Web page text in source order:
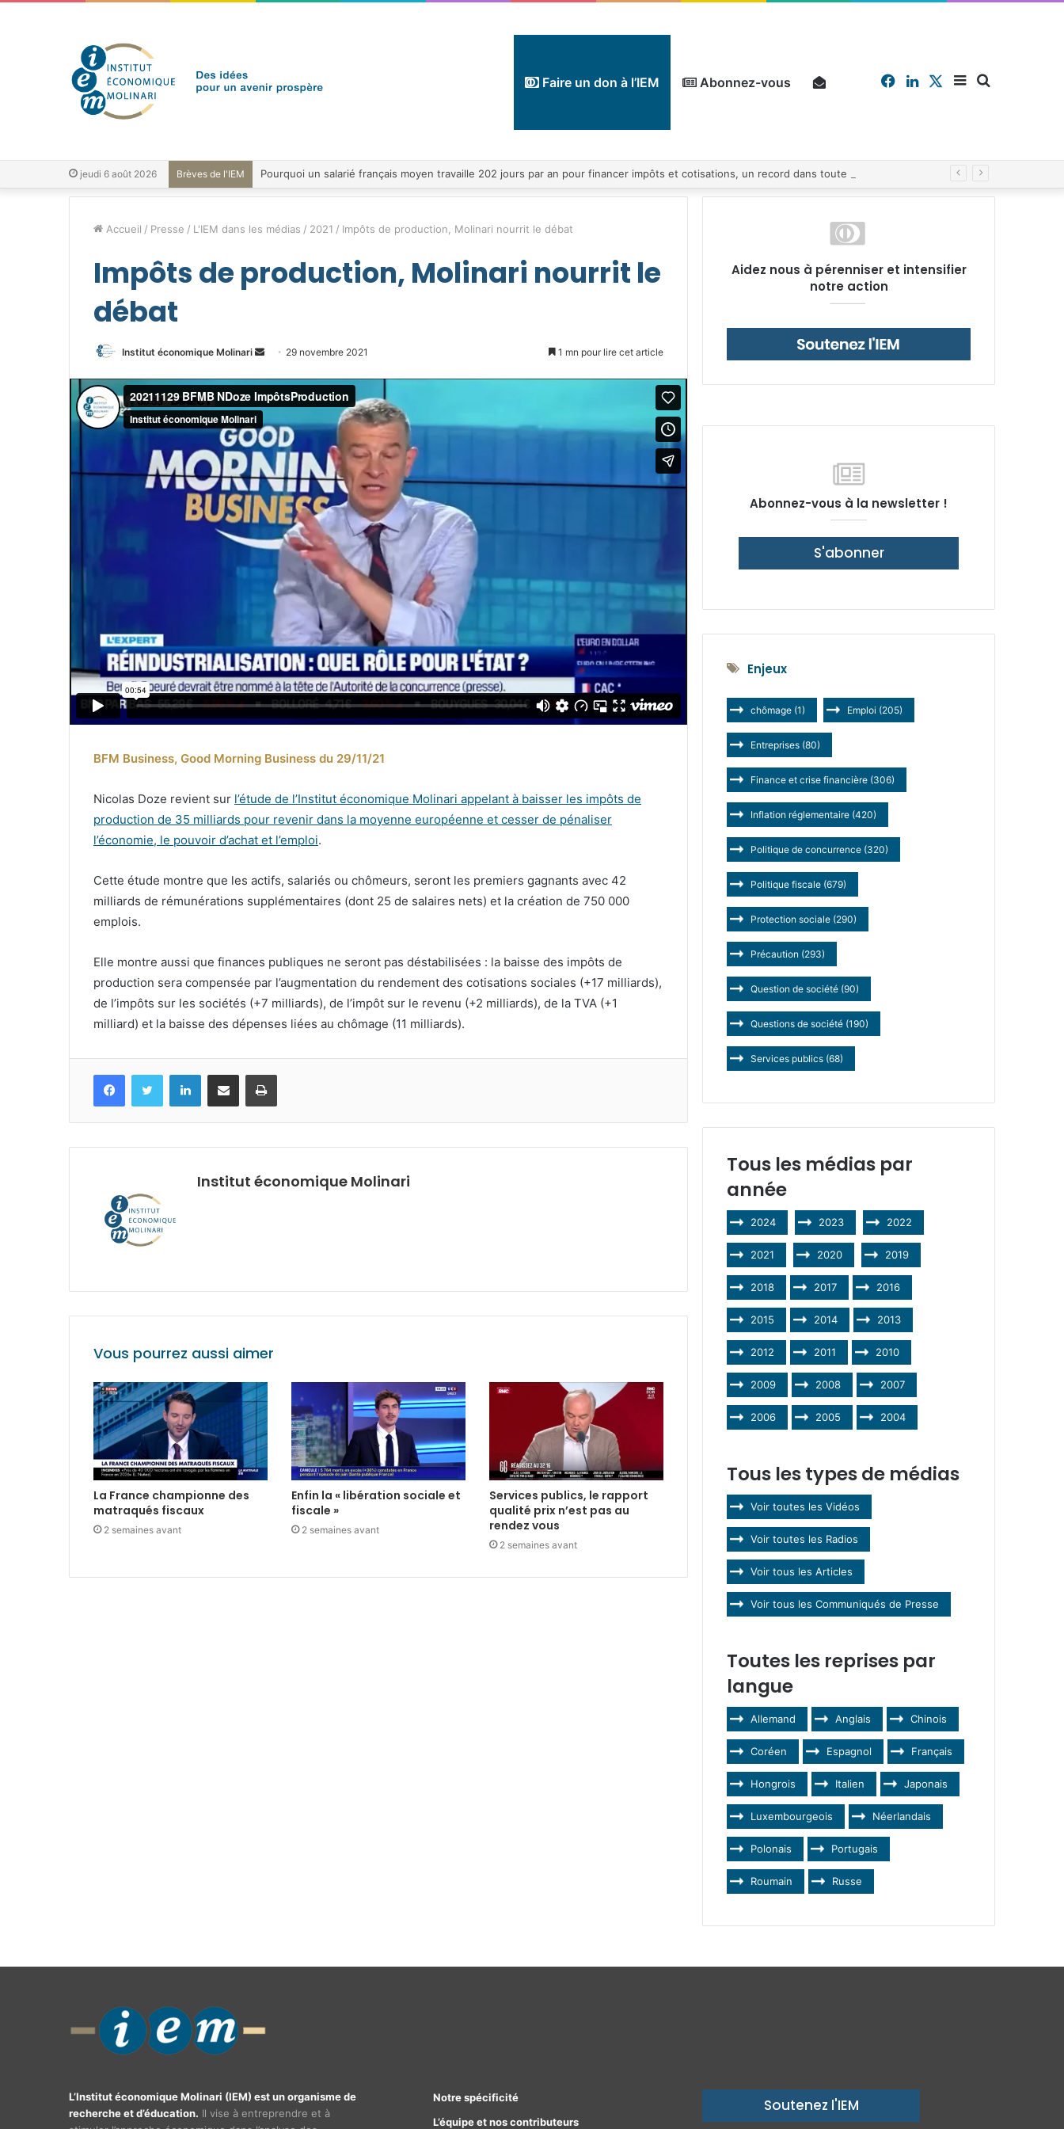
Faire un don à l’IEM Abonnez-vous Sidebar
X
Linkedin
Facebook
jeudi 6 août 2026 Brèves de l'IEM
Accueil / Presse / L'IEM dans les médias / 2021 / Impôts de production, Molinari nourrit le débat
Impôts de production, Molinari nourrit le
débat
Institut économique Molinari
Envoyer
courriel
29 novembre 2021 1 mn pour lire cet article
BFM Business, Good Morning Business du 29/11/21
Nicolas Doze revient sur l’étude de l’Institut économique Molinari appelant à baisser les impôts de
production de 35 milliards pour revenir dans la moyenne européenne et cesser de pénaliser
l’économie, le pouvoir d’achat et l’emploi.
Cette étude montre que les actifs, salariés ou chômeurs, seront les premiers gagnants avec 42
milliards de rémunérations supplémentaires (dont 25 de salaires nets) et la création de 750 000
emplois.
Elle montre aussi que finances publiques ne seront pas déstabilisées : la baisse des impôts de
production sera compensée par l’augmentation du rendement des cotisations sociales (+17 milliards),
de l’impôts sur les sociétés (+7 milliards), de l’impôt sur le revenu (+2 milliards), de la TVA (+1
milliard) et la baisse des dépenses liées au chômage (11 milliards).
FacebookTwitter LinkedinPartagez par mail Imprimez
Institut économique Molinari
Vous pourrez aussi aimer
La France championne des
matraqués fiscaux
2 semaines avant
Enfin la « libération sociale et
fiscale »
2 semaines avant
Services publics, le rapport
qualité prix n’est pas au
rendez vous
2 semaines avant
Aidez nous à pérenniser et intensifier
notre action
Abonnez-vous à la newsletter !
S'abonner
Enjeux
chômage (1) Emploi (205)
Entreprises (80)
Finance et crise financière (306)
Inflation réglementaire (420)
Politique de concurrence (320)
Politique fiscale (679)
Protection sociale (290)
Précaution (293)
Question de société (90)
Questions de société (190)
Services publics (68)
Tous les médias par
année
2024 2023 2022
2021 2020 2019
2018 2017 2016
2015 2014 2013
2012 2011 2010
2009 2008 2007
2006 2005 2004
Tous les types de médias
Voir toutes les Vidéos
Voir toutes les Radios
Voir tous les Articles
Voir tous les Communiqués de Presse
Toutes les reprises par
langue
Allemand Anglais Chinois
Coréen Espagnol Français
Hongrois Italien Japonais
Luxembourgeois Néerlandais
Polonais Portugais
Roumain Russe
L’Institut économique Molinari (IEM) est un organisme de
recherche et d’éducation. Il vise à entreprendre et à
Notre spécificité
L’équipe et nos contributeurs
Soutenez l'IEM